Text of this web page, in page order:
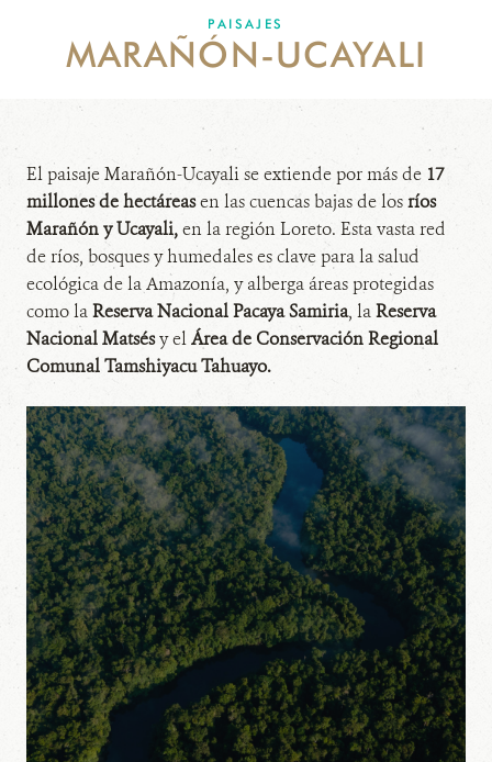
MECANISMO DE ATENCIÓN DE QUEJAS Y RECLAMOS
PAISAJES
MARAÑÓN-UCAYALI
El paisaje Marañón-Ucayali se extiende por más de 17
millones de hectáreasen las cuencas bajas de losríos
Marañón y Ucayali,en la región Loreto. Esta vasta red
de ríos, bosques y humedales es clave para la salud
ecológica de la Amazonía, y alberga áreas protegidas
como laReserva Nacional Pacaya Samiria, laReserva
Nacional Matsésy elÁrea de Conservación Regional
Comunal Tamshiyacu Tahuayo.